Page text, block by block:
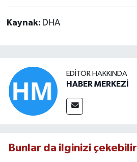
Kaynak: DHA
EDITÖR HAKKINDA
HABER MERKEZİ
Bunlar da ilginizi çekebilir